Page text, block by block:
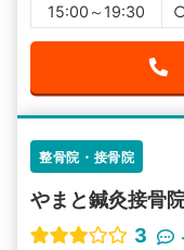
15:00～19:30
整骨院・接骨院
やまと鍼灸接骨
3